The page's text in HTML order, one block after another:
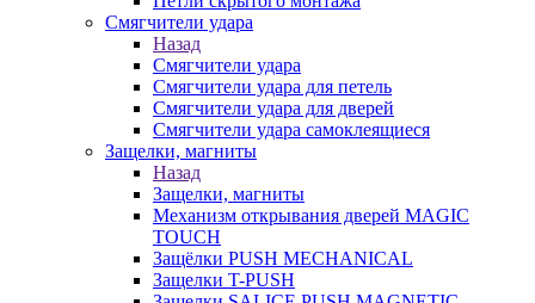
Смягчители удара
Назад
Смягчители удара
Смягчители удара для петель
Смягчители удара для дверей
Cмягчители удара самоклеящиеся
Защелки, магниты
Назад
Защелки, магниты
Механизм открывания дверей MAGIC
TOUCH
Защёлки PUSH MECHANICAL
Защелки T-PUSH